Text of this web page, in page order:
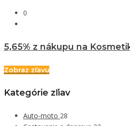
0
5,65% z nákupu na
Zobraz zľavu
Kategórie zľiav
Auto-moto 28